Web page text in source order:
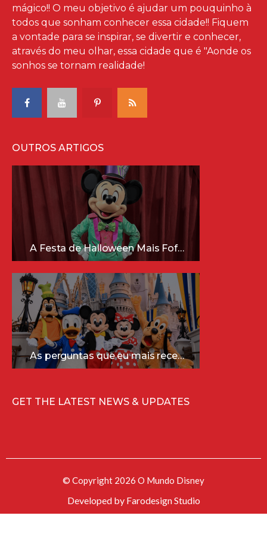
mágico!! O meu objetivo é ajudar um pouquinho à
todos que sonham conhecer essa cidade!! Fiquem
a vontade para se inspirar, se divertir e conhecer,
através do meu olhar, essa cidade que é "Aonde os
sonhos se tornam realidade!
OUTROS ARTIGOS
A Festa de Halloween Mais Fofa da Disney Está Chegando!
As perguntas que eu mais recebo sobre a Disney (e as respostas mais sinceras!)
GET THE LATEST NEWS & UPDATES
© Copyright 2026 O Mundo Disney
Developed by Farodesign Studio